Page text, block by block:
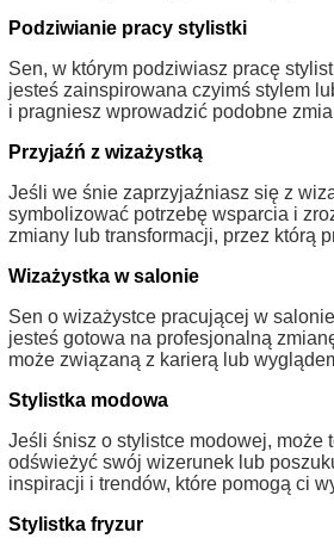
Podziwianie pracy stylistki
Sen, w którym podziwiasz pracę
jesteś zainspirowana czyimś stylem
i pragniesz wprowadzić podobne
Przyjaźń z wizażystką
Jeśli we śnie zaprzyjaźniasz się z
symbolizować potrzebę wsparcia i
zmiany lub transformacji, przez którą
Wizażystka w salonie
Sen o wizażystce pracującej w
jesteś gotowa na profesjonalną
może związaną z karierą lub
Stylistka modowa
Jeśli śnisz o stylistce modowej, może
odświeżyć swój wizerunek lub
inspiracji i trendów, które pomogą ci
Stylistka fryzur